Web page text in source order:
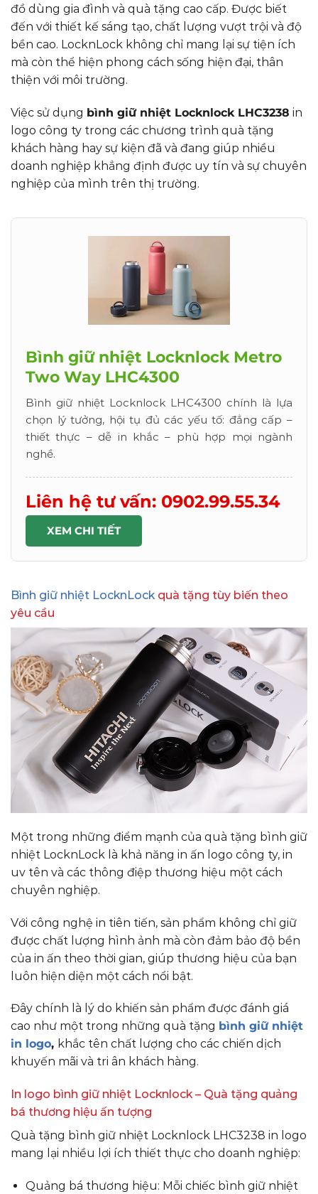
đồ dùng gia đình và quà tặng cao cấp. Được biết
đến với thiết kế sáng tạo, chất lượng vượt trội và độ
bền cao. LocknLock không chỉ mang lại sự tiện ích
mà còn thể hiện phong cách sống hiện đại, thân
thiện với môi trường.
Việc sử dụng bình giữ nhiệt Locknlock LHC3238 in
logo công ty trong các chương trình quà tặng
khách hàng hay sự kiện đã và đang giúp nhiều
doanh nghiệp khẳng định được uy tín và sự chuyên
nghiệp của mình trên thị trường.
Bình giữ nhiệt Locknlock Metro
Two Way LHC4300
Bình giữ nhiệt Locknlock LHC4300 chính là lựa
chọn lý tưởng, hội tụ đủ các yếu tố: đẳng cấp –
thiết thực – dễ in khắc – phù hợp mọi ngành
nghề.
Liên hệ tư vấn: 0902.99.55.34
XEM CHI TIẾT
Bình giữ nhiệt LocknLock quà tặng tùy biến theo
yêu cầu
Một trong những điểm mạnh của quà tặng bình giữ
nhiệt LocknLock là khả năng in ấn logo công ty, in
uv tên và các thông điệp thương hiệu một cách
chuyên nghiệp.
Với công nghệ in tiên tiến, sản phẩm không chỉ giữ
được chất lượng hình ảnh mà còn đảm bảo độ bền
của in ấn theo thời gian, giúp thương hiệu của bạn
luôn hiện diện một cách nổi bật.
Đây chính là lý do khiến sản phẩm được đánh giá
cao như một trong những quà tặng bình giữ nhiệt
in logo, khắc tên chất lượng cho các chiến dịch
khuyến mãi và tri ân khách hàng.
In logo bình giữ nhiệt Locknlock – Quà tặng quảng
bá thương hiệu ấn tượng
Quà tặng bình giữ nhiệt Locknlock LHC3238 in logo
mang lại nhiều lợi ích thiết thực cho doanh nghiệp:
Quảng bá thương hiệu: Mỗi chiếc bình giữ nhiệt